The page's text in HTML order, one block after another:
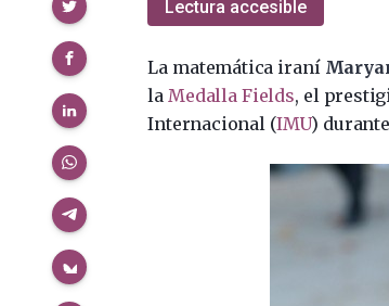
Lectura accesible
La matemática iraní
la Medalla Fields, el
Internacional (IMU)